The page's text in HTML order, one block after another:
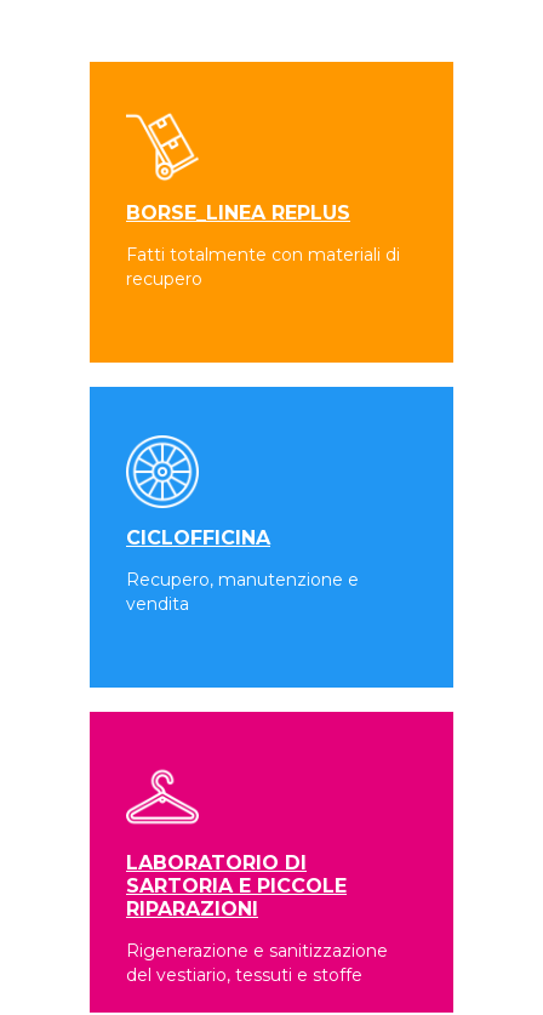
BORSE_LINEA REPLUS
Fatti totalmente con materiali di
recupero
CICLOFFICINA
Recupero, manutenzione e
vendita
LABORATORIO DI
SARTORIA E PICCOLE
RIPARAZIONI
Rigenerazione e sanitizzazione
del vestiario, tessuti e stoffe